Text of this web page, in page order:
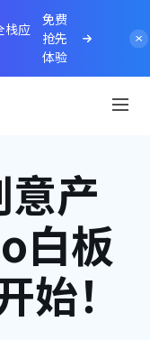
栈应
免费
抢先
体验
产
白板
始！